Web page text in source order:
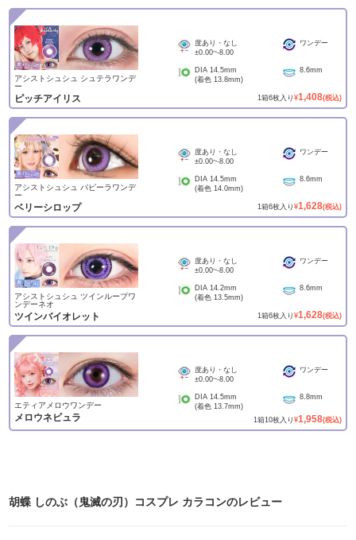
アシストシュシュ シュテラワンデ
ー
ピッチアイリス
度あり・なし
±0.00~-8.00
ワンデー
DIA 14.5mm
(着色 13.8mm)
8.6mm
1箱6枚入り ¥1,408(税込)
アシストシュシュ パピーラワンデ
ー
ベリーシロップ
度あり・なし
±0.00~-8.00
ワンデー
DIA 14.5mm
(着色 14.0mm)
8.6mm
1箱6枚入り ¥1,628(税込)
アシストシュシュ ツインループワ
ンデーネオ
ツインバイオレット
度あり・なし
±0.00~-8.00
ワンデー
DIA 14.2mm
(着色 13.5mm)
8.6mm
1箱6枚入り ¥1,628(税込)
エティアメロウワンデー
メロウネビュラ
度あり・なし
±0.00~-8.00
ワンデー
DIA 14.5mm
(着色 13.7mm)
8.8mm
1箱10枚入り ¥1,958(税込)
胡蝶 しのぶ（鬼滅の刃）コスプレ カラコンのレビュー